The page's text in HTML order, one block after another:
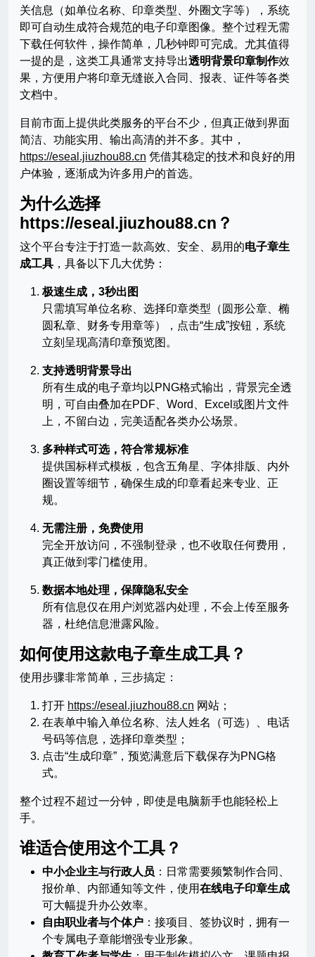
关信息（如单位名称、印章类型、外圈文字等），系统
即可自动生成符合规范的电子印章图像。整个过程无需
下载任何软件，操作简单，几秒钟即可完成。尤其值得
一提的是，这类工具通常支持导出透明背景印章制作效
果，方便用户将印章无缝嵌入合同、报表、证件等各类
文档中。
目前市面上提供此类服务的平台不少，但真正做到界面
简洁、功能实用、输出高清的并不多。其中，
https://eseal.jiuzhou88.cn 凭借其稳定的技术和良好的用
户体验，逐渐成为许多用户的首选。
为什么选择
https://eseal.jiuzhou88.cn？
这个平台专注于打造一款高效、安全、易用的电子章生
成工具 ，具备以下几大优势：
极速生成，3秒出图
只需填写单位名称、选择印章类型（圆形公章、椭
圆私章、财务专用章等），点击“生成”按钮，系统
立刻呈现高清印章预览图。
支持透明背景导出
所有生成的电子章均以PNG格式输出，背景完全透
明，可自由叠加在PDF、Word、Excel或图片文件
上，不留白边，完美适配各类办公场景。
多种样式可选，符合常规标准
提供国标样式模板，包含五角星、字体排版、内外
圈设置等细节，确保生成的印章看起来专业、正
规。
无需注册，免费使用
完全开放访问，不强制登录，也不收取任何费用，
真正做到零门槛使用。
数据本地处理，保障隐私安全
所有信息仅在用户浏览器内处理，不会上传至服务
器，杜绝信息泄露风险。
如何使用这款电子章生成工具？
使用步骤非常简单，三步搞定：
打开 https://eseal.jiuzhou88.cn 网站；
在表单中输入单位名称、法人姓名（可选）、电话
号码等信息，选择印章类型；
点击“生成印章”，预览满意后下载保存为PNG格
式。
整个过程不超过一分钟，即使是电脑新手也能轻松上
手。
谁适合使用这个工具？
中小企业主与行政人员 ：日常需要频繁制作合同、
报价单、内部通知等文件，使用在线电子印章生成
可大幅提升办公效率。
自由职业者与个体户 ：接项目、签协议时，拥有一
个专属电子章能增强专业形象。